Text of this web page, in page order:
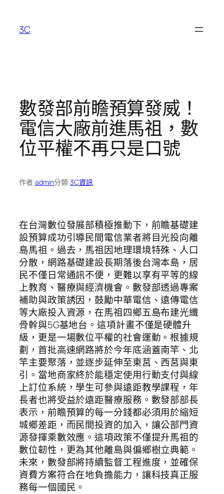
3C
數發部前瞻預算發威！
電信大廠前進馬祖，數
位平權不再只是口號
作者:admin分類:3C資訊
在台灣數位發展部積極推動下，前瞻基礎建
設預算成功引導民間電信業者將目光投向離
島馬祖。過去，馬祖因地理環境特殊、人口
分散，網路基礎建設長期落後台灣本島，居
民不僅日常通訊不便，更難以享有平等的線
上教育、醫療與經濟機會。數發部透過專案
補助與政策誘因，鼓勵中華電信、遠傳電信
等大廠投入資源，在馬祖四鄉五島布建光纖
骨幹與5G基地台。這項計畫不僅是硬體升
級，更是一場數位平權的社會運動。根據規
劃，首批高速網路將於今年底涵蓋南竿、北
竿主要聚落，並逐步延伸至東莒、西莒與東
引。當地商家終於能穩定使用行動支付與線
上訂位系統，學生可參與遠距教學課程，年
長者也將受益於遠距醫療服務。數發部部長
表示，前瞻預算的每一分錢都必須用於縮短
城鄉差距，而民間投資的加入，讓公部門資
源發揮乘數效應。這項政策不僅提升馬祖的
數位韌性，更為其他離島與偏鄉樹立典範。
未來，數發部將持續監督工程進度，並確保
資費方案符合在地負擔能力，讓科技真正服
務每一個國民。